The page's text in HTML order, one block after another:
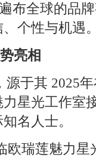
布全球的品
个性与机遇
亮相
源于其 2025
星光工作室
名人士。
欧瑞莲魅力